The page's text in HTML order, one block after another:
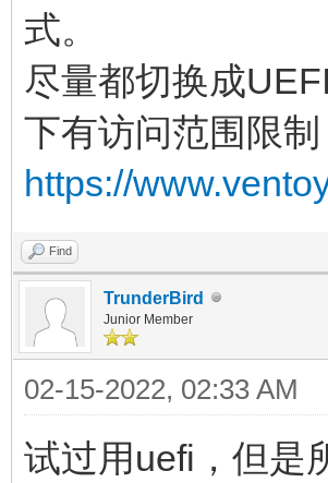
式。
尽量都切换成
下有访问范围限制
https://
Find
TrunderBird
Junior Member
02-15-2022, 02:33 AM
试过用uefi，但是